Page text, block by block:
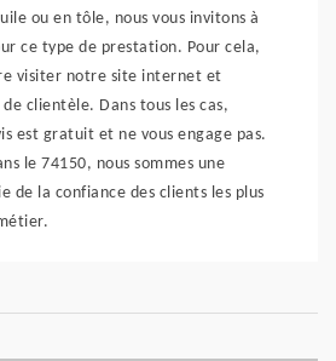
ou en tôle, nous vous invitons à
ce type de prestation. Pour cela,
visiter notre site internet et
clientèle. Dans tous les cas,
est gratuit et ne vous engage pas.
le 74150, nous sommes une
de la confiance des clients les plus